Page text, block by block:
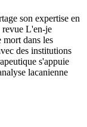
son expertise en
revue L'en-je
dans les
des institutions
s'appuie
lacanienne